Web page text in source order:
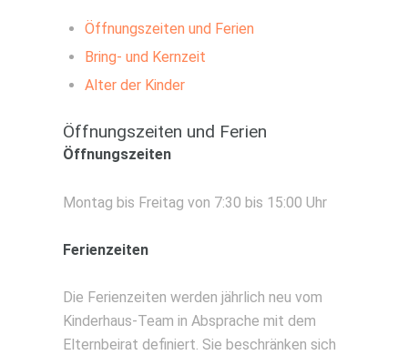
eine kommunal geförderte Einrichtung.
Für die Betreuung von Kindern aus
Lindau erhält der Träger deshalb
Die hier aufgeführten Preise
berücksichtigen bereits den
umliegenden Gemeinden erfragen Sie
Elternbeiträge sind monatlich fällig und
Verpflegung. Während der
Eingewöhnungsphase für Krippenkinder
verrechnen wir pauschal 350 Euro.
Öffnungszeiten und Ferien
Bring- und Kernzeit
Alter der Kinder
Öffnungszeiten und Ferien
Öffnungszeiten
Montag bis Freitag von 7:30 bis 15:00 Uhr
Ferienzeiten
Die Ferienzeiten werden jährlich neu vom
Kinderhaus-Team in Absprache mit dem
Elternbeirat definiert. Sie beschränken sich